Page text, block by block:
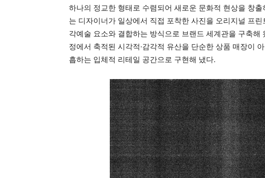
하나의 정교한 형태로 수렴되어 새로운 문화적 현상을 창
는 디자이너가 일상에서 직접 포착한 사진을 오리지널 프
각예술 요소와 결합하는 방식으로 브랜드 세계관을 구축해
정에서 축적된 시각적·감각적 유산을 단순한 상품 매장이
흡하는 입체적 리테일 공간으로 구현해 냈다.